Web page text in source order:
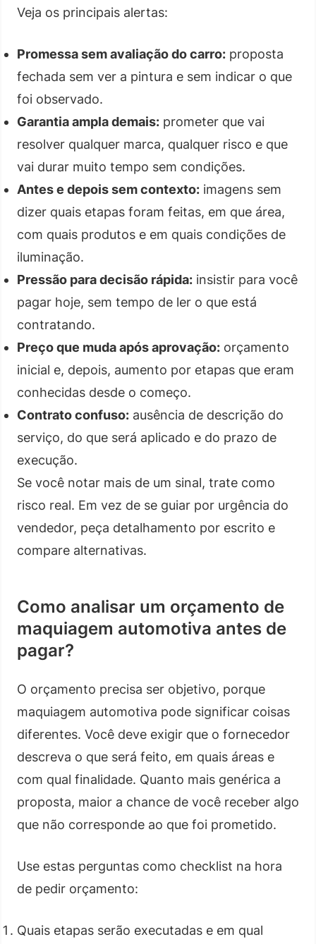
Veja os principais alertas:
Promessa sem avaliação do carro: proposta
fechada sem ver a pintura e sem indicar o que
foi observado.
Garantia ampla demais: prometer que vai
resolver qualquer marca, qualquer risco e que
vai durar muito tempo sem condições.
Antes e depois sem contexto: imagens sem
dizer quais etapas foram feitas, em que área,
com quais produtos e em quais condições de
iluminação.
Pressão para decisão rápida: insistir para você
pagar hoje, sem tempo de ler o que está
contratando.
Preço que muda após aprovação: orçamento
inicial e, depois, aumento por etapas que eram
conhecidas desde o começo.
Contrato confuso: ausência de descrição do
serviço, do que será aplicado e do prazo de
execução.
Se você notar mais de um sinal, trate como
risco real. Em vez de se guiar por urgência do
vendedor, peça detalhamento por escrito e
compare alternativas.
Como analisar um orçamento de
maquiagem automotiva antes de
pagar?
O orçamento precisa ser objetivo, porque
maquiagem automotiva pode significar coisas
diferentes. Você deve exigir que o fornecedor
descreva o que será feito, em quais áreas e
com qual finalidade. Quanto mais genérica a
proposta, maior a chance de você receber algo
que não corresponde ao que foi prometido.
Use estas perguntas como checklist na hora
de pedir orçamento:
Quais etapas serão executadas e em qual